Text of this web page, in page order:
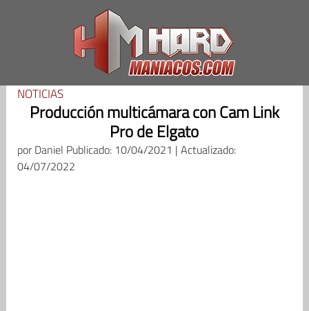
NOTICIAS
Producción multicámara con Cam Link
Pro de Elgato
porDaniel Publicado: 10/04/2021 | Actualizado:
04/07/2022